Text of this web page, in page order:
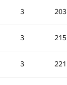
3 203
3 215
3 221